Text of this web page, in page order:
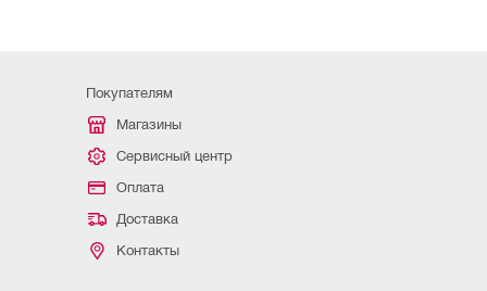
Покупателям
Магазины
Сервисный центр
Оплата
Доставка
Контакты